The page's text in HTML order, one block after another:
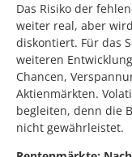
Das Risiko der
weiter real, aber
diskontiert. Für das
weiteren
Chancen,
Aktienmärkten.
begleiten, denn die
nicht gewährleistet.